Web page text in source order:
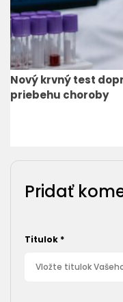
Nový krvný test
priebehu choroby
Pridať
Titulok *